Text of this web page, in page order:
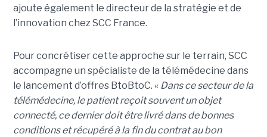
ajoute également le directeur de la stratégie et de
l’innovation chez SCC France.
Pour concrétiser cette approche sur le terrain, SCC
accompagne un spécialiste de la télémédecine dans
le lancement d’offres BtoBtoC. « Dans ce secteur de la
télémédecine, le patient reçoit souvent un objet
connecté, ce dernier doit être livré dans de bonnes
conditions et récupéré à la fin du contrat au bon